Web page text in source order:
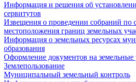
Информация и решения об
сервитутов
Извещения о проведении собраний по
местоположения границ земельных
Информация о земельных ресурсах
образования
Оформление документов на земельные
Землепользование
Муниципальный земельный контроль